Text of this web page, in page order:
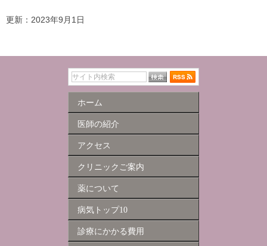
更新：2023年9月1日
ホーム
医師の紹介
アクセス
クリニックご案内
薬について
病気トップ10
診療にかかる費用